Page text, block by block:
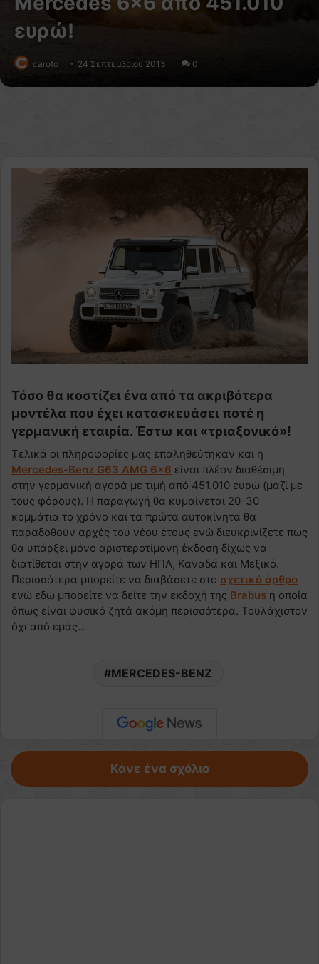
ευρώ!
caroto 24 Σεπτεμβρίου 2013 0
Τόσο θα κοστίζει ένα από τα ακριβότερα
μοντέλα που έχει κατασκευάσει ποτέ η
γερμανική εταιρία. Έστω και «τριαξονικό»!
Τελικά οι πληροφορίες μας επαληθεύτηκαν και η
Mercedes-Benz G63 AMG 6×6 είναι πλέον διαθέσιμη
στην γερμανική αγορά με τιμή από 451.010 ευρώ (μαζί με
τους φόρους). Η παραγωγή θα κυμαίνεται 20-30
κομμάτια το χρόνο και τα πρώτα αυτοκίνητα θα
παραδοθούν αρχές του νέου έτους ενώ διευκρινίζετε πως
θα υπάρξει μόνο αριστεροτίμονη έκδοση δίχως να
διατίθεται στην αγορά των ΗΠΑ, Καναδά και Μεξικό.
Περισσότερα μπορείτε να διαβάσετε στο σχετικό άρθρο
ενώ εδώ μπορείτε να δείτε την εκδοχή της Brabus η οποία
όπως είναι φυσικό ζητά ακόμη περισσότερα. Τουλάχιστον
όχι από εμάς…
MERCEDES-BENZ
Κάνε ένα σχόλιο